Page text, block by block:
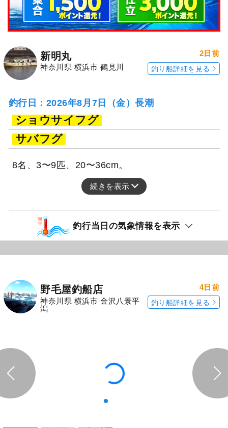
新明丸
神奈川県 横浜市 鶴見川
2日前
釣り船詳細を見る
釣行日：2026年8月7日（金）長潮
ショウサイフグ
サバフグ
8名、3〜9匹、20〜36cm。
続きを表示
釣行当日の気象情報を表示
野毛屋釣船店
神奈川県 横浜市 金沢八景平
潟
4日前
釣り船詳細を見る